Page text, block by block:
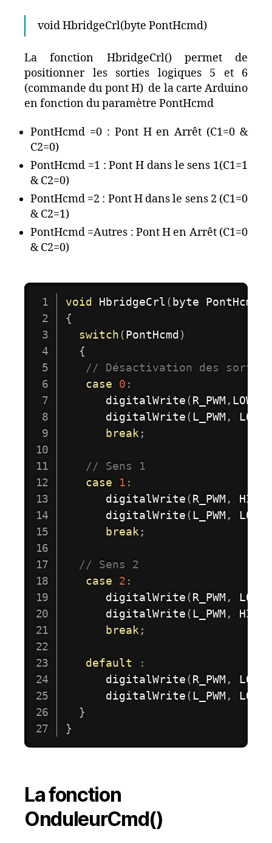
void HbridgeCrl(byte PontHcmd)
La fonction HbridgeCrl() permet de
positionner les sorties logiques 5 et 6
(commande du pont H) de la carte Arduino
en fonction du paramètre PontHcmd
PontHcmd =0 : Pont H en Arrêt (C1=0 &
C2=0)
PontHcmd =1 : Pont H dans le sens 1(C1=1
& C2=0)
PontHcmd =2 : Pont H dans le sens 2 (C1=0
& C2=1)
PontHcmd =Autres : Pont H en Arrêt (C1=0
& C2=0)
void HbridgeCrl( byte PontHcmd
{
switch(PontHcmd )
{
// Désactivation des
case
0 :
digitalWrite(R_PWM , LOW
digitalWrite(L_PWM , LOW
break;
// Sens 1
case
1 :
digitalWrite(R_PWM , HIGH
digitalWrite(L_PWM , LOW
break;
// Sens 2
case
2 :
digitalWrite(R_PWM , LOW
digitalWrite(L_PWM , HIGH
break;
default
:
digitalWrite(R_PWM , LOW
digitalWrite(L_PWM , LOW
}
}
La fonction
OnduleurCmd()